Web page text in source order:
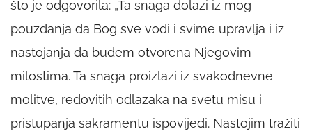
što je odgovorila: „Ta snaga dolazi iz mog
pouzdanja da Bog sve vodi i svime upravlja i iz
nastojanja da budem otvorena Njegovim
milostima. Ta snaga proizlazi iz svakodnevne
molitve, redovitih odlazaka na svetu misu i
pristupanja sakramentu ispovijedi. Nastojim tražiti